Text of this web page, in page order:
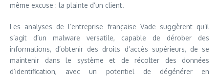
même excuse : la plainte d’un client.
Les analyses de l’entreprise française Vade suggèrent qu’il
s’agit d’un malware versatile, capable de dérober des
informations, d’obtenir des droits d’accès supérieurs, de se
maintenir dans le système et de récolter des données
d’identification, avec un potentiel de dégénérer en